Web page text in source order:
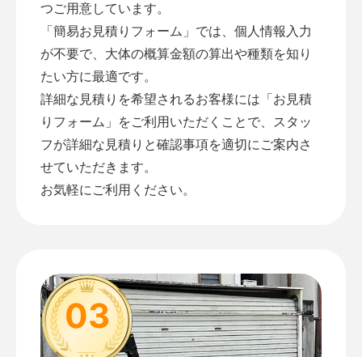
つご用意しています。
「簡易お見積りフォーム 」では、個人情報入力
が不要で、大体の概算金額の算出や種類を知り
たい方に最適です。
詳細な見積りを希望されるお客様には「お見積
りフォーム 」をご利用いただくことで、スタッ
フが詳細な見積りと確認事項を適切にご案内さ
せていただきます。
お気軽にご利用ください。
03